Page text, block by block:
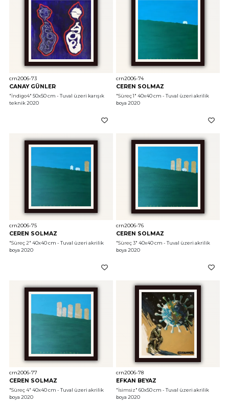
crn2006-73
CANAY GÜNLER
"İndigo4" 50x50 cm - Tuval üzeri karışık
teknik 2020
crn2006-74
CEREN SOLMAZ
"Süreç 1" 40x40 cm - Tuval üzeri akrilik
boya 2020
crn2006-75
CEREN SOLMAZ
"Süreç 2" 40x40 cm - Tuval üzeri akrilik
boya 2020
crn2006-76
CEREN SOLMAZ
"Süreç 3" 40x40 cm - Tuval üzeri akrilik
boya 2020
crn2006-77
CEREN SOLMAZ
"Süreç 4" 40x40 cm - Tuval üzeri akrilik
boya 2020
crn2006-78
EFKAN BEYAZ
"İsimsiz" 60x50 cm - Tuval üzeri akrilik
boya 2020